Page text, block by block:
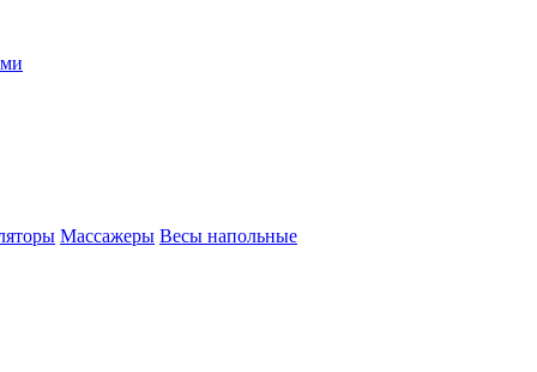
Массажеры Весы напольные